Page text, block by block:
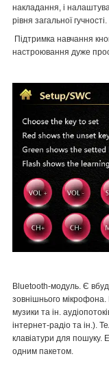
накладання, і
рівня загальної гучності.
Підтримка навчання
настроювання дуже
Bluetooth-модуль. Є
зовнішнього
музики та ін.
інтернет-радіо та ін.).
клавіатури для пошуку.
одним пакетом.